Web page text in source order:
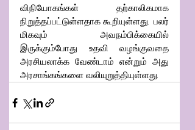
விநியோகங்கள் தற்காலிகமாக
நிறுத்தப்பட்டுள்ளதாக கூறியுள்ளது.  பலர்
மிகவும் அவநம்பிக்கையில்
இருக்கும்போது உதவி வழங்குவதை
அரசியலாக்க வேண்டாம் என்றும் அது
அரசாங்கங்களை வலியுறுத்தியுள்ளது.